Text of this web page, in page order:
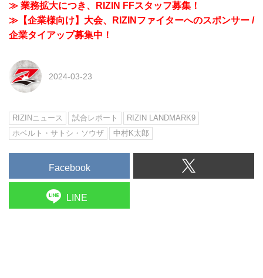
≫ 業務拡大につき、RIZIN FFスタッフ募集！
≫【企業様向け】大会、RIZINファイターへのスポンサー /
企業タイアップ募集中！
2024-03-23
RIZINニュース 試合レポート
RIZIN LANDMARK9
ホベルト・サトシ・ソウザ
中村K太郎
Facebook
LINE